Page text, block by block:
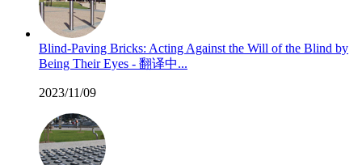
Blind-Paving Bricks: Acting Against the Will of the Blind by
Being Their Eyes - 翻译中...
2023/11/09